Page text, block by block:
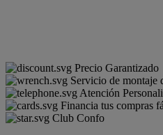
Precio Garantizado
Servicio de montaje
Atención
Financia tus compras
Club Confo